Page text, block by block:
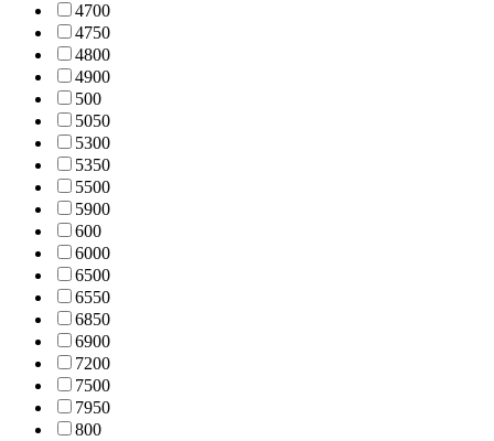
4700
4750
4800
4900
500
5050
5300
5350
5500
5900
600
6000
6500
6550
6850
6900
7200
7500
7950
800